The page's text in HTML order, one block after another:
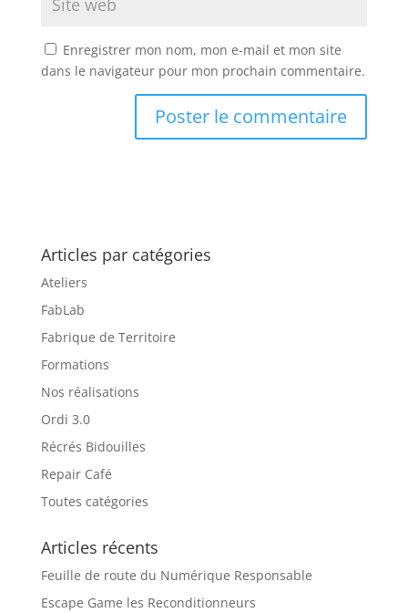
Enregistrer mon nom, mon e-mail et mon site
dans le navigateur pour mon prochain commentaire.
Articles par catégories
Ateliers
FabLab
Fabrique de Territoire
Formations
Nos réalisations
Ordi 3.0
Récrés Bidouilles
Repair Café
Toutes catégories
Articles récents
Feuille de route du Numérique Responsable
Escape Game les Reconditionneurs